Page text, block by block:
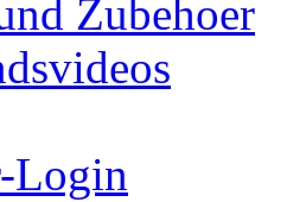
Zubehoer
Login